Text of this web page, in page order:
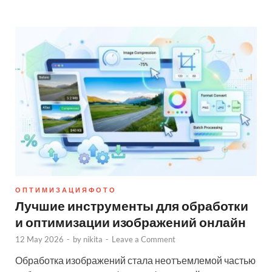
О П Т И М И З А Ц И Я Ф О Т О
Лучшие инструменты для обработки
и оптимизации изображений онлайн
12 May 2026 - by nikita - Leave a Comment
Обработка изображений стала неотъемлемой частью